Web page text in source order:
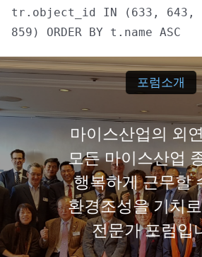
tr.object_id IN (633, 643,
859) ORDER BY t.name ASC
포럼소개
마이스산업의 외
모든 마이스산업
행복하게 근무할
환경조성을 기치
전문가 포럼입